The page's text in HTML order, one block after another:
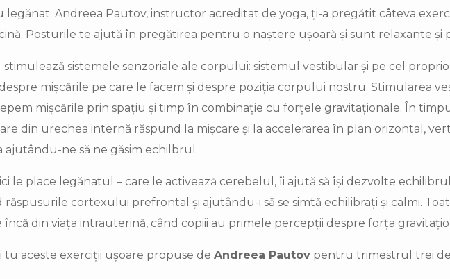
legănat. Andreea Pautov, instructor acreditat de yoga, ți-a pregătit câteva
Posturile te ajută în pregătirea pentru o naștere ușoară și sunt relaxante
sistemele senzoriale ale corpului: sistemul vestibular și pe cel
mișcările pe care le facem și despre poziția corpului nostru. Stimularea
mișcările prin spațiu și timp în combinație cu forțele gravitaționale. În
din urechea internă răspund la mișcare și la accelerarea în plan orizontal,
ajutându-ne să ne găsim echilbrul.
le place legănatul – care le activează cerebelul, îi ajută să își dezvolte
cortexului prefrontal și ajutându-i să se simtă echilibrați și calmi.
din viața intrauterină, când copiii au primele percepții despre forța
tu aceste exerciții ușoare propuse de Andreea Pautov pentru trimestrul trei de